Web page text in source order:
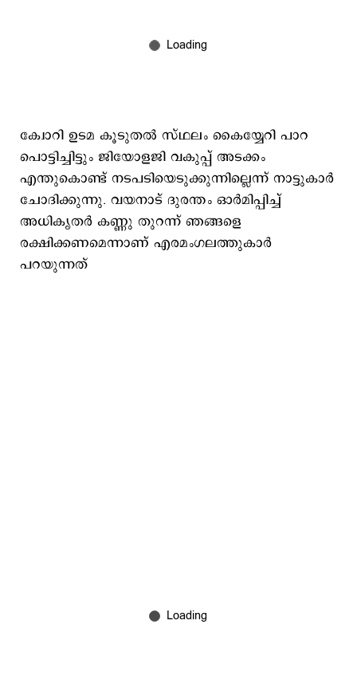
ക്വോറി ഉടമ കൂടുതൽ സ്ഥലം കൈയ്യേറി പാറ
പൊട്ടിച്ചിട്ടും ജിയോളജി വകുപ്പ് അടക്കം
എന്തുകൊണ്ട് നടപടിയെടുക്കുന്നില്ലെന്ന് നാട്ടുകാർ
ചോദിക്കുന്നു. വയനാട് ദുരന്തം ഓർമിപ്പിച്ച്
അധികൃതർ കണ്ണു തുറന്ന് ഞങ്ങളെ
രക്ഷിക്കണമെന്നാണ് എരമംഗലത്തുകാർ
പറയുന്നത്